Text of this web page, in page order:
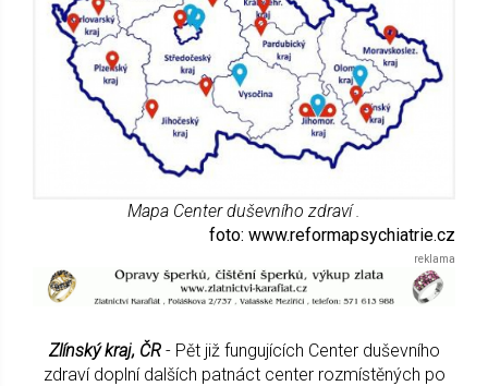
Mapa Center duševního zdraví .
foto: www.reformapsychiatrie.cz
Zlínský kraj, ČR- Pět již fungujících Center duševního
zdraví doplní dalších patnáct center rozmístěných po